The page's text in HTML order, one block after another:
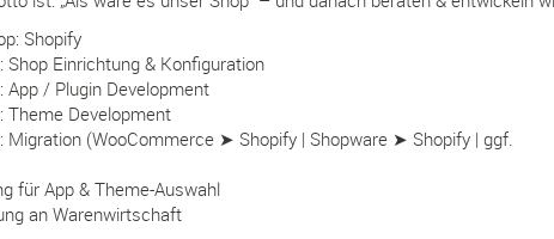
Shopify
Shop Einrichtung & Konfiguration
App / Plugin Development
Theme Development
Migration (WooCommerce ➤ Shopify | Shopware ➤ Shopify | ggf.
für App & Theme-Auswahl
an Warenwirtschaft